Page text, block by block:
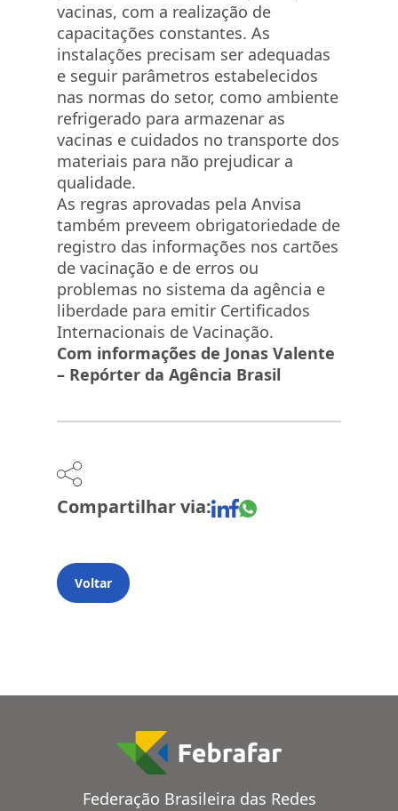
vacinas, com a realização de
capacitações constantes. As
instalações precisam ser adequadas
e seguir parâmetros estabelecidos
nas normas do setor, como ambiente
refrigerado para armazenar as
vacinas e cuidados no transporte dos
materiais para não prejudicar a
qualidade.
As regras aprovadas pela Anvisa
também preveem obrigatoriedade de
registro das informações nos cartões
de vacinação e de erros ou
problemas no sistema da agência e
liberdade para emitir Certificados
Internacionais de Vacinação.
Com informações de Jonas Valente
– Repórter da Agência Brasil
Compartilhar via:
Voltar
Federação Brasileira das Redes